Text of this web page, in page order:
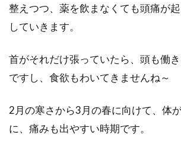
整えつつ、薬を飲まなくても頭痛が
していきます。
首がそれだけ張っていたら、頭も働
ですし、食欲もわいてきませんね～
2月の寒さから3月の春に向けて、体
に、痛みも出やすい時期です。